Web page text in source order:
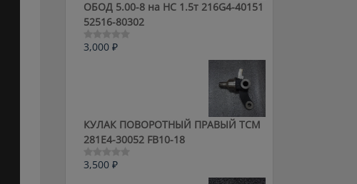
ОБОД 5.00-8 на HC 1.5т 216G4-40151
52516-80302
Оценка
3,000 ₽
КУЛАК ПОВОРОТНЫЙ ПРАВЫЙ ТСМ
281E4-30052 FB10-18
Оценка
3,500 ₽